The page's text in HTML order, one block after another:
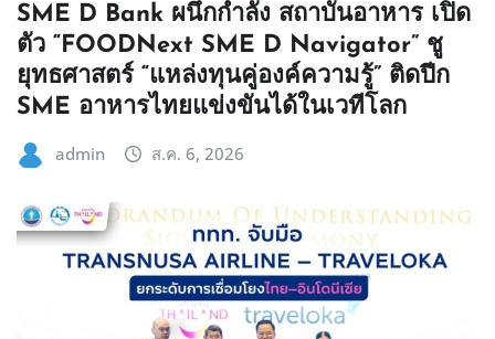
SME D Bank ผนึกกำลัง สถาบันอาหาร เปิด
ตัว “FOODNext SME D Navigator” ชู
ยุทธศาสตร์ “แหล่งทุนคู่องค์ความรู้” ติดปีก
SME อาหารไทยแข่งขันได้ในเวทีโลก
admin ส.ค. 6, 2026